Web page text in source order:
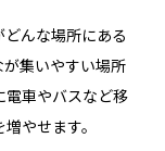
んな場所にある
集いやすい場所
電車やバスなど移
やせます。